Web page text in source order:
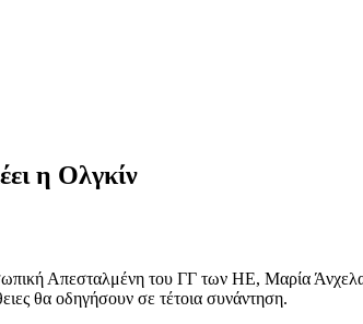
η Ολγκίν
Απεσταλμένη του ΓΓ των ΗΕ, Μαρία
θα οδηγήσουν σε τέτοια συνάντηση.